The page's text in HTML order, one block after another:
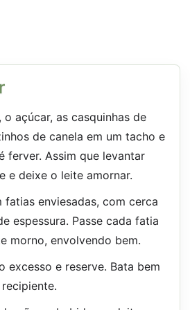
açúcar, as casquinhas de
de canela em um tacho e
ferver. Assim que levantar
e deixe o leite amornar.
enviesadas, com cerca
espessura. Passe cada fatia
morno, envolvendo bem.
excesso e reserve. Bata bem